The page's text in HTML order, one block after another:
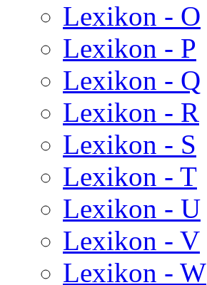
Lexikon - O
Lexikon - P
Lexikon - Q
Lexikon - R
Lexikon - S
Lexikon - T
Lexikon - U
Lexikon - V
Lexikon - W